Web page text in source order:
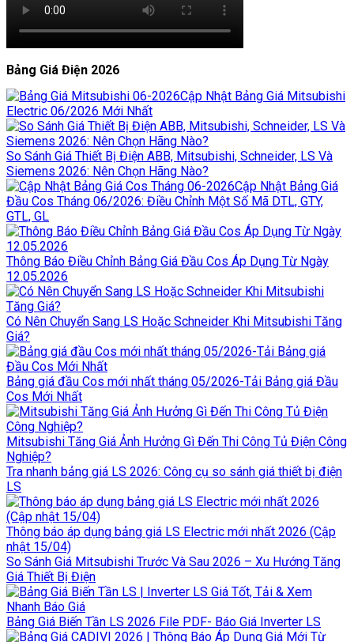
Bảng Giá Điện 2026
Cập Nhật Bảng Giá Mitsubishi
Electric 06/2026 Mới Nhất
So Sánh Giá Thiết Bị Điện ABB, Mitsubishi, Schneider, LS Và
Siemens 2026: Nên Chọn Hãng Nào?
Cập Nhật Bảng Giá
Đầu Cos Tháng 06/2026: Điều Chỉnh Một Số Mã DTL, GTY,
GTL, GL
Thông Báo Điều Chỉnh Bảng Giá Đầu Cos Áp Dụng Từ Ngày
12.05.2026
Có Nên Chuyển Sang LS Hoặc Schneider Khi Mitsubishi Tăng
Giá?
Bảng giá đầu Cos mới nhất tháng 05/2026-Tải Bảng giá Đầu
Cos Mới Nhất
Mitsubishi Tăng Giá Ảnh Hưởng Gì Đến Thi Công Tủ Điện Công
Nghiệp?
Tra nhanh bảng giá LS 2026: Công cụ so sánh giá thiết bị điện
LS
Thông báo áp dụng bảng giá LS Electric mới nhất 2026 (Cập
nhật 15/04)
So Sánh Giá Mitsubishi Trước Và Sau 2026 – Xu Hướng Tăng
Giá Thiết Bị Điện
Bảng Giá Biến Tần LS 2026 File PDF- Báo Giá Inverter LS